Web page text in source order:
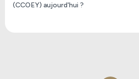
(CCOEY) aujourd'hui ?